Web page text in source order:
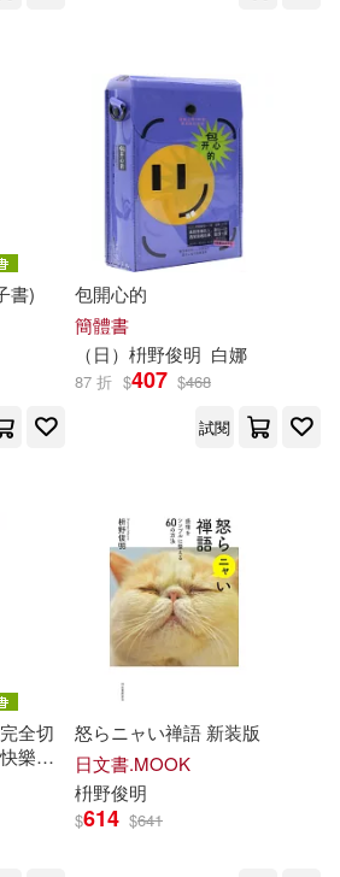
書)
包開心的
簡體書
（日） 枡野俊明 白娜
87 折 $407 $468
試閱
全切
樂人
怒らニャい禅語 新装版
日文書.MOOK
枡野俊明
$614 $641